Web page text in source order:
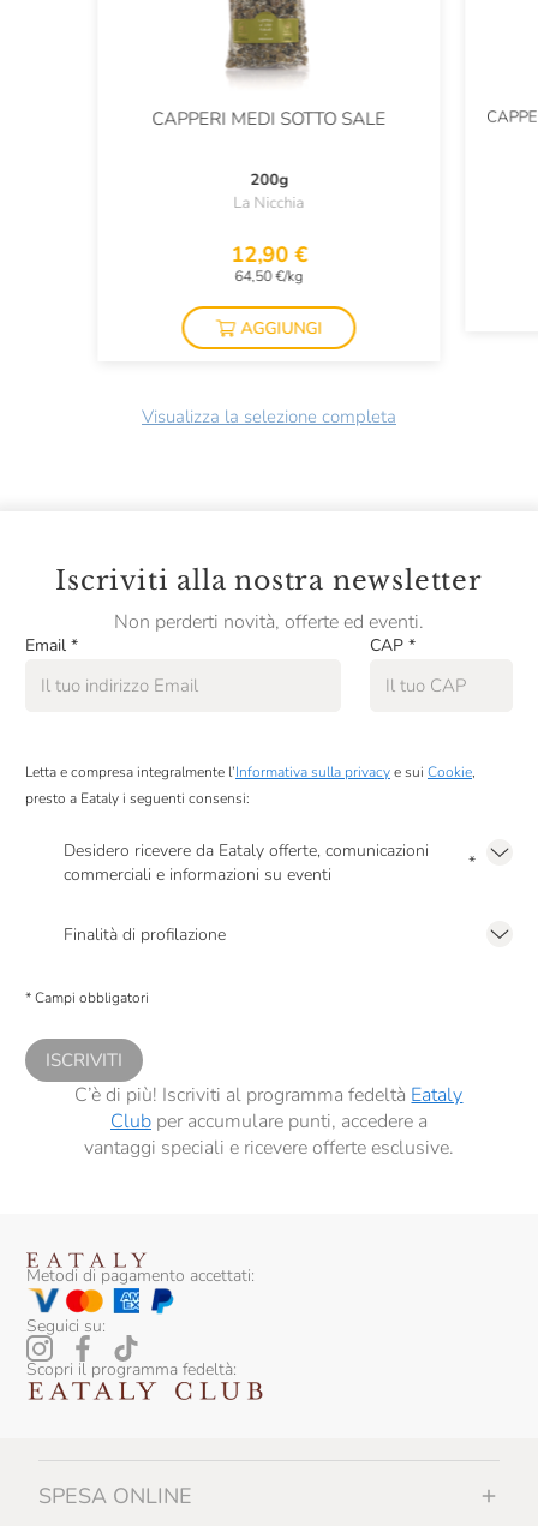
CAPPERI MEDI SOTTO SALE
200g
La Nicchia
12,90 €
64,50 €/kg
AGGIUNGI
Visualizza la selezione completa
Iscriviti alla nostra newsletter
Non perderti novità, offerte ed eventi.
Email * CAP *
Letta e compresa integralmente l’Informativa sulla privacye sui Cookie,
presto a Eataly i seguenti consensi:
Desidero ricevere da Eataly offerte, comunicazioni
commerciali e informazioni su eventi
*
Finalità di profilazione
comunicazioni commerciali personalizzate, in caso di consenso prestato ai
* Campi obbligatori
ISCRIVITI
C’è di più! Iscriviti al programma fedeltà Eataly
Clubper accumulare punti, accedere a
vantaggi speciali e ricevere offerte esclusive.
Metodi di pagamento accettati:
Seguici su:
Scopri il programma fedeltà:
SPESA ONLINE